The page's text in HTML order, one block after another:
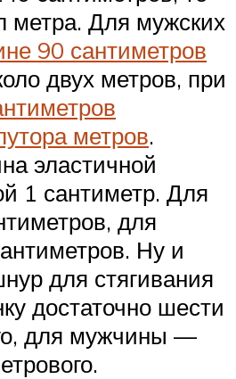
метра. Для мужских
90 сантиметров
двух метров, при
метров.
эластичной
1 сантиметр. Для
для
Ну и
для стягивания
достаточно шести
для мужчины —